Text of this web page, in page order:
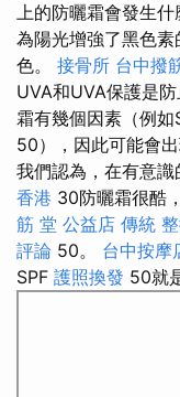
上的防曬霜會發生
為陽光增強了黑色素
色。 接骨所 台中撥
UVA和UVA保護是
霜有幾個因素（例如
50），因此可能會
我們認為，在有意
香港 30防曬霜很酷
筋 堂 公益店 傳統
評論 50。 台中按摩
SPF 護照換發 50就